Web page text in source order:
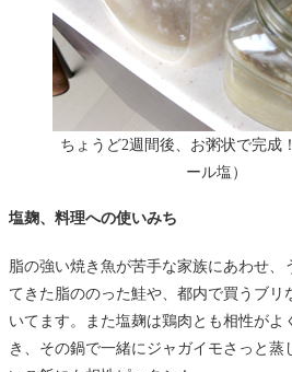
ちょうど2週間後、お粥状で完成
ール塩）
塩麹、料理への使いみち
脂の強い焼き魚が苦手な家族にあわせ、
てきた脂ののった鮭や、都内で買うブリ
いてます。また塩麹は鶏肉とも相性がよ
き、その鍋で一緒にジャガイモさっと蒸